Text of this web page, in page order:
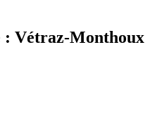
: Vétraz-Monthoux